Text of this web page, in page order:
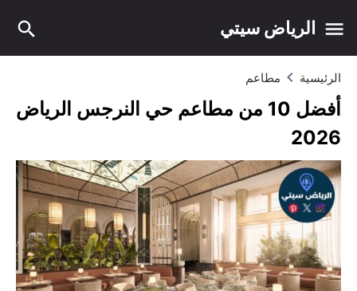
الرياض سيتي
الرئيسية مطاعم
أفضل 10 من مطاعم حي النرجس الرياض
2026